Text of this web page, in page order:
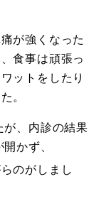
が強くなった
食事は頑張っ
ットをしたり
。
、内診の結果
かず、
のがしまし